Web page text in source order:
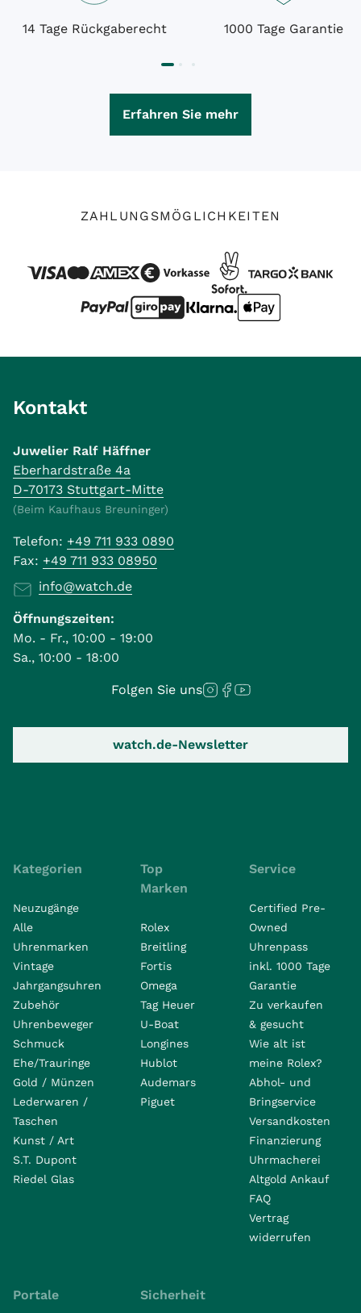
14 Tage Rückgaberecht 1000 Tage Garantie
Erfahren Sie mehr
ZAHLUNGSMÖGLICHKEITEN
Kontakt
Juwelier Ralf Häffner
Eberhardstraße 4a
D-70173 Stuttgart-Mitte
(Beim Kaufhaus Breuninger)
Telefon: +49 711 933 0890
Fax: +49 711 933 08950
info@watch.de
Öffnungszeiten:
Mo. - Fr., 10:00 - 19:00
Sa., 10:00 - 18:00
Folgen Sie uns
watch.de-Newsletter
Kategorien
Neuzugänge
Alle
Uhrenmarken
Vintage
Jahrgangsuhren
Zubehör
Uhrenbeweger
Schmuck
Ehe/Trauringe
Gold / Münzen
Lederwaren /
Taschen
Kunst / Art
S.T. Dupont
Riedel Glas
Top
Marken
Rolex
Breitling
Fortis
Omega
Tag Heuer
U-Boat
Longines
Hublot
Audemars
Piguet
Service
Certified Pre-
Owned
Uhrenpass
inkl. 1000 Tage
Garantie
Zu verkaufen
& gesucht
Wie alt ist
meine Rolex?
Abhol- und
Bringservice
Versandkosten
Finanzierung
Uhrmacherei
Altgold Ankauf
FAQ
Vertrag
widerrufen
Portale Sicherheit